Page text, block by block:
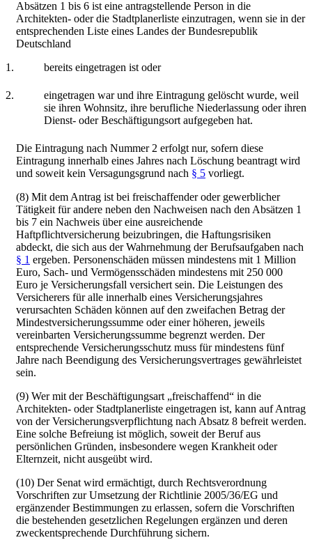
Absätzen 1 bis 6 ist eine antragstellende Person in die
Architekten- oder die Stadtplanerliste einzutragen, wenn sie in der
entsprechenden Liste eines Landes der Bundesrepublik
Deutschland
1.
bereits eingetragen ist oder
2.
eingetragen war und ihre Eintragung gelöscht wurde, weil
sie ihren Wohnsitz, ihre berufliche Niederlassung oder ihren
Dienst- oder Beschäftigungsort aufgegeben hat.
Die Eintragung nach Nummer 2 erfolgt nur, sofern diese
Eintragung innerhalb eines Jahres nach Löschung beantragt wird
und soweit kein Versagungsgrund nach § 5 vorliegt.
(8) Mit dem Antrag ist bei freischaffender oder gewerblicher
Tätigkeit für andere neben den Nachweisen nach den Absätzen 1
bis 7 ein Nachweis über eine ausreichende
Haftpflichtversicherung beizubringen, die Haftungsrisiken
abdeckt, die sich aus der Wahrnehmung der Berufsaufgaben nach
§ 1 ergeben. Personenschäden müssen mindestens mit 1 Million
Euro, Sach- und Vermögensschäden mindestens mit 250 000
Euro je Versicherungsfall versichert sein. Die Leistungen des
Versicherers für alle innerhalb eines Versicherungsjahres
verursachten Schäden können auf den zweifachen Betrag der
Mindestversicherungssumme oder einer höheren, jeweils
vereinbarten Versicherungssumme begrenzt werden. Der
entsprechende Versicherungsschutz muss für mindestens fünf
Jahre nach Beendigung des Versicherungsvertrages gewährleistet
sein.
(9) Wer mit der Beschäftigungsart „freischaffend“ in die
Architekten- oder Stadtplanerliste eingetragen ist, kann auf Antrag
von der Versicherungsverpflichtung nach Absatz 8 befreit werden.
Eine solche Befreiung ist möglich, soweit der Beruf aus
persönlichen Gründen, insbesondere wegen Krankheit oder
Elternzeit, nicht ausgeübt wird.
(10) Der Senat wird ermächtigt, durch Rechtsverordnung
Vorschriften zur Umsetzung der Richtlinie 2005/36/EG und
ergänzender Bestimmungen zu erlassen, sofern die Vorschriften
die bestehenden gesetzlichen Regelungen ergänzen und deren
zweckentsprechende Durchführung sichern.